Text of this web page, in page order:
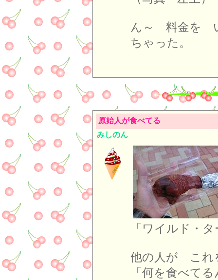
ん～ 料金を
ちゃった。
原始人が食べてる
みしのん
「ワイルド・
他の人が これ
「何を食べて